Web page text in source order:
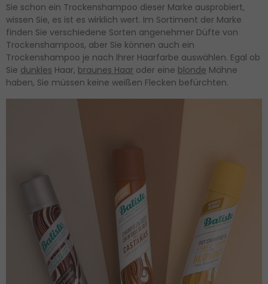
Sie schon ein Trockenshampoo dieser Marke ausprobiert,
wissen Sie, es ist es wirklich wert. Im Sortiment der Marke
finden Sie verschiedene Sorten angenehmer Düfte von
Trockenshampoos, aber Sie können auch ein
Trockenshampoo je nach Ihrer Haarfarbe auswählen. Egal ob
Sie dunkles Haar, braunes Haar oder eine blonde Mähne
haben, Sie müssen keine weißen Flecken befürchten.